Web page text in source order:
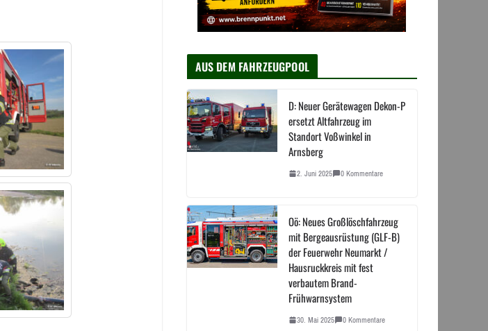
AUS DEM FAHRZEUGPOOL
D: Neuer Gerätewagen Dekon-P
ersetzt Altfahrzeug im
Standort Voßwinkel in
Arnsberg
2. Juni 2025 0 Kommentare
Oö: Neues Großlöschfahrzeug
mit Bergeausrüstung (GLF-B)
der Feuerwehr Neumarkt /
Hausruckkreis mit fest
verbautem Brand-
Frühwarnsystem
30. Mai 2025 0 Kommentare